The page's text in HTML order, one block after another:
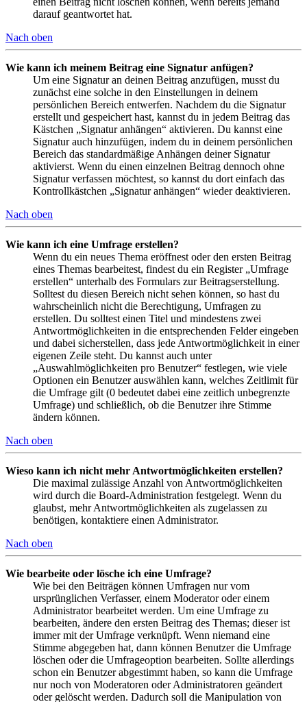
darauf geantwortet hat.
Nach oben
Wie kann ich meinem Beitrag eine Signatur anfügen?
Um eine Signatur an deinen Beitrag anzufügen, musst du
zunächst eine solche in den Einstellungen in deinem
persönlichen Bereich entwerfen. Nachdem du die Signatur
erstellt und gespeichert hast, kannst du in jedem Beitrag das
Kästchen „Signatur anhängen“ aktivieren. Du kannst eine
Signatur auch hinzufügen, indem du in deinem persönlichen
Bereich das standardmäßige Anhängen deiner Signatur
aktivierst. Wenn du einen einzelnen Beitrag dennoch ohne
Signatur verfassen möchtest, so kannst du dort einfach das
Kontrollkästchen „Signatur anhängen“ wieder deaktivieren.
Nach oben
Wie kann ich eine Umfrage erstellen?
Wenn du ein neues Thema eröffnest oder den ersten Beitrag
eines Themas bearbeitest, findest du ein Register „Umfrage
erstellen“ unterhalb des Formulars zur Beitragserstellung.
Solltest du diesen Bereich nicht sehen können, so hast du
wahrscheinlich nicht die Berechtigung, Umfragen zu
erstellen. Du solltest einen Titel und mindestens zwei
Antwortmöglichkeiten in die entsprechenden Felder eingeben
und dabei sicherstellen, dass jede Antwortmöglichkeit in einer
eigenen Zeile steht. Du kannst auch unter
„Auswahlmöglichkeiten pro Benutzer“ festlegen, wie viele
Optionen ein Benutzer auswählen kann, welches Zeitlimit für
die Umfrage gilt (0 bedeutet dabei eine zeitlich unbegrenzte
Umfrage) und schließlich, ob die Benutzer ihre Stimme
ändern können.
Nach oben
Wieso kann ich nicht mehr Antwortmöglichkeiten erstellen?
Die maximal zulässige Anzahl von Antwortmöglichkeiten
wird durch die Board-Administration festgelegt. Wenn du
glaubst, mehr Antwortmöglichkeiten als zugelassen zu
benötigen, kontaktiere einen Administrator.
Nach oben
Wie bearbeite oder lösche ich eine Umfrage?
Wie bei den Beiträgen können Umfragen nur vom
ursprünglichen Verfasser, einem Moderator oder einem
Administrator bearbeitet werden. Um eine Umfrage zu
bearbeiten, ändere den ersten Beitrag des Themas; dieser ist
immer mit der Umfrage verknüpft. Wenn niemand eine
Stimme abgegeben hat, dann können Benutzer die Umfrage
löschen oder die Umfrageoption bearbeiten. Sollte allerdings
schon ein Benutzer abgestimmt haben, so kann die Umfrage
nur noch von Moderatoren oder Administratoren geändert
oder gelöscht werden. Dadurch soll die Manipulation von